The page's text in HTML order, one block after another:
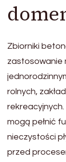
Zbiorniki
zastosowanie
rolnych,
mogą pełnić
nieczystości
przed